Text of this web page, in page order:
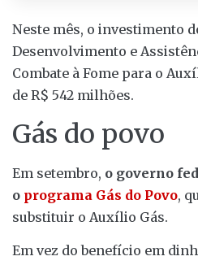
Neste mês, o investimento
Desenvolvimento e
Combate à Fome para o
de R$ 542 milhões.
Gás do povo
Em setembro, o governo
o programa Gás do Povo,
substituir o Auxílio Gás.
Em vez do benefício em